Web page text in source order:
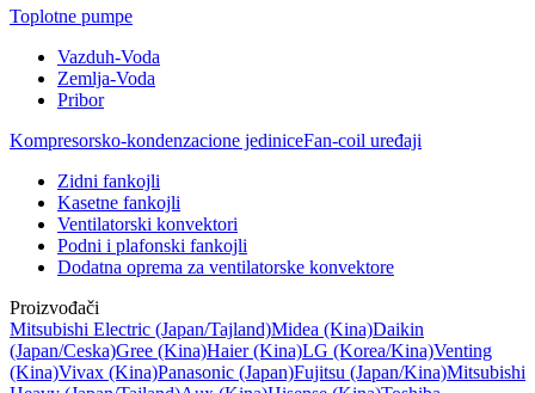
Toplotne pumpe
Vazduh-Voda
Zemlja-Voda
Pribor
Kompresorsko-kondenzacione jediniceFan-coil uređaji
Zidni fankojli
Kasetne fankojli
Ventilatorski konvektori
Podni i plafonski fankojli
Dodatna oprema za ventilatorske konvektore
Proizvođači
Mitsubishi Electric (Japan/Tajland)Midea (Kina)Daikin
(Japan/Ceska)Gree (Kina)Haier (Kina)LG (Korea/Kina)Venting
(Kina)Vivax (Kina)Panasonic (Japan)Fujitsu (Japan/Kina)Mitsubishi